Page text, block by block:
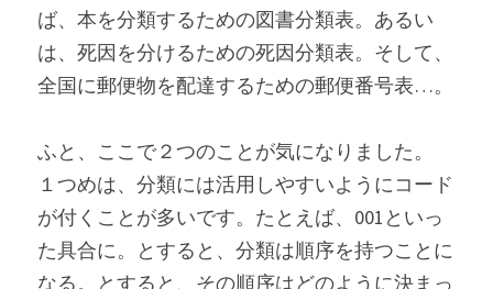
ば、本を分類するための図書分類表。あるい
は、死因を分けるための死因分類表。そして、
全国に郵便物を配達するための郵便番号表…。
ふと、ここで２つのことが気になりました。
１つめは、分類には活用しやすいようにコード
が付くことが多いです。たとえば、001といっ
た具合に。とすると、分類は順序を持つことに
なる。とすると、その順序はどのように決まっ